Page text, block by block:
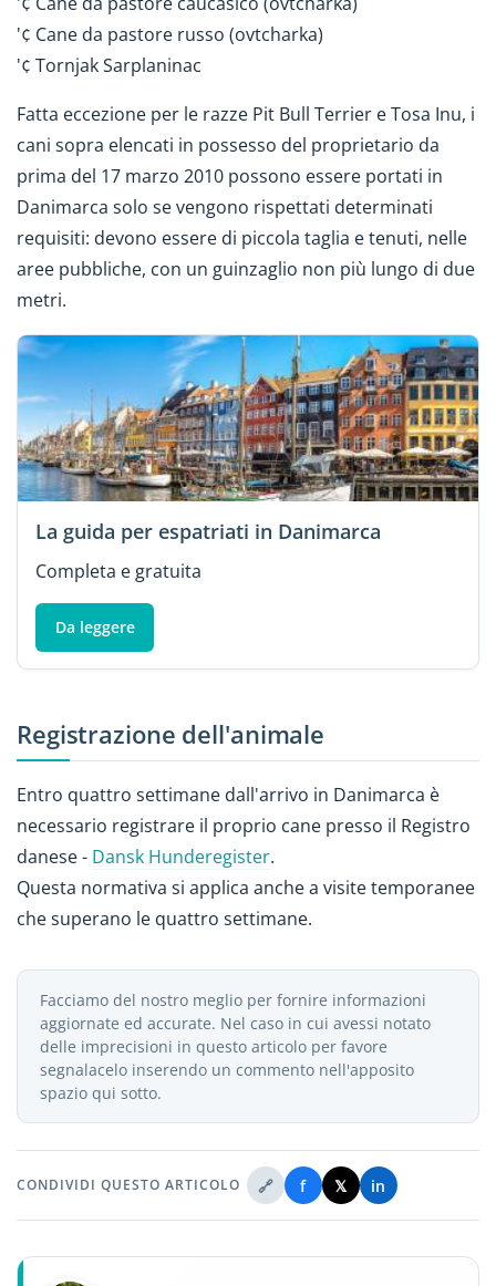
'¢ Cane da pastore russo (ovtcharka)
'¢ Tornjak Sarplaninac
Fatta eccezione per le razze Pit Bull Terrier e Tosa Inu, i
cani sopra elencati in possesso del proprietario da
prima del 17 marzo 2010 possono essere portati in
Danimarca solo se vengono rispettati determinati
requisiti: devono essere di piccola taglia e tenuti, nelle
aree pubbliche, con un guinzaglio non più lungo di due
metri.
La guida per espatriati in Danimarca
Completa e gratuita
Da leggere
Registrazione dell'animale
Entro quattro settimane dall'arrivo in Danimarca è
necessario registrare il proprio cane presso il Registro
danese - Dansk Hunderegister.
Questa normativa si applica anche a visite temporanee
che superano le quattro settimane.
Facciamo del nostro meglio per fornire informazioni
aggiornate ed accurate. Nel caso in cui avessi notato
delle imprecisioni in questo articolo per favore
segnalacelo inserendo un commento nell'apposito
spazio qui sotto.
CONDIVIDI QUESTO ARTICOLO 🔗 f 𝕏 in